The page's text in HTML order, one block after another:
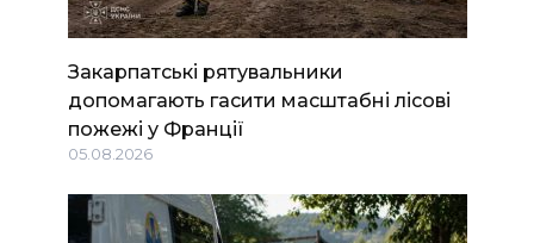
Закарпатські рятувальники
допомагають гасити масштабні лісові
пожежі у Франції
05.08.2026